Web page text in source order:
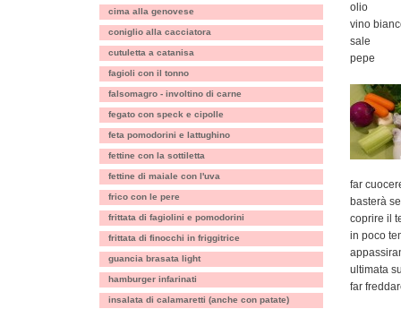
cima alla genovese
coniglio alla cacciatora
cutuletta a catanisa
fagioli con il tonno
falsomagro - involtino di carne
fegato con speck e cipolle
feta pomodorini e lattughino
fettine con la sottiletta
fettine di maiale con l'uva
frico con le pere
frittata di fagiolini e pomodorini
frittata di finocchi in friggitrice
guancia brasata light
hamburger infarinati
insalata di calamaretti (anche con patate)
olio
vino
sale
pepe
far
basterà
coprire il
in poco
ultimata
far